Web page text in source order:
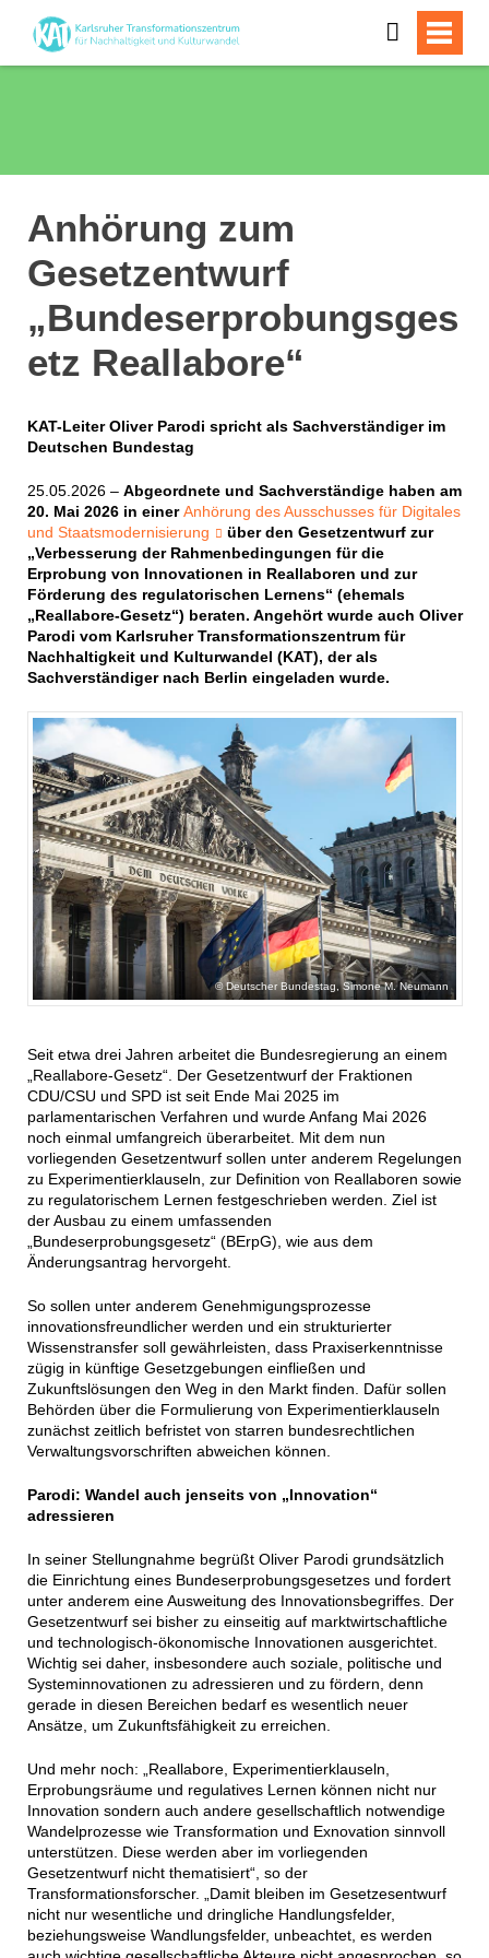
Anhörung zum
Gesetzentwurf
„Bundeserprobungsges
etz Reallabore“
KAT-Leiter Oliver Parodi spricht als Sachverständiger im
Deutschen Bundestag
25.05.2026 – Abgeordnete und Sachverständige haben am
20. Mai 2026 in einerAnhörung des Ausschusses für Digitales
und Staatsmodernisierung
über den Gesetzentwurf zur
„Verbesserung der Rahmenbedingungen für die
Erprobung von Innovationen in Reallaboren und zur
Förderung des regulatorischen Lernens“ (ehemals
„Reallabore-Gesetz“) beraten. Angehört wurde auch Oliver
Parodi vom Karlsruher Transformationszentrum für
Nachhaltigkeit und Kulturwandel (KAT), der als
Sachverständiger nach Berlin eingeladen wurde.
Deutscher Bundestag, Simone M. Neumann
Seit etwa drei Jahren arbeitet die Bundesregierung an einem
„Reallabore-Gesetz“. Der Gesetzentwurf der Fraktionen
CDU/CSU und SPD ist seit Ende Mai 2025 im
parlamentarischen Verfahren und wurde Anfang Mai 2026
noch einmal umfangreich überarbeitet. Mit dem nun
vorliegenden Gesetzentwurf sollen unter anderem Regelungen
zu Experimentierklauseln, zur Definition von Reallaboren sowie
zu regulatorischem Lernen festgeschrieben werden. Ziel ist
der Ausbau zu einem umfassenden
„Bundeserprobungsgesetz“ (BErpG), wie aus dem
Änderungsantrag hervorgeht.
So sollen unter anderem Genehmigungsprozesse
innovationsfreundlicher werden und ein strukturierter
Wissenstransfer soll gewährleisten, dass Praxiserkenntnisse
zügig in künftige Gesetzgebungen einfließen und
Zukunftslösungen den Weg in den Markt finden. Dafür sollen
Behörden über die Formulierung von Experimentierklauseln
zunächst zeitlich befristet von starren bundesrechtlichen
Verwaltungsvorschriften abweichen können.
Parodi: Wandel auch jenseits von „Innovation“
adressieren
In seiner Stellungnahme begrüßt Oliver Parodi grundsätzlich
die Einrichtung eines Bundeserprobungsgesetzes und fordert
unter anderem eine Ausweitung des Innovationsbegriffes. Der
Gesetzentwurf sei bisher zu einseitig auf marktwirtschaftliche
und technologisch-ökonomische Innovationen ausgerichtet.
Wichtig sei daher, insbesondere auch soziale, politische und
Systeminnovationen zu adressieren und zu fördern, denn
gerade in diesen Bereichen bedarf es wesentlich neuer
Ansätze, um Zukunftsfähigkeit zu erreichen.
Und mehr noch: „Reallabore, Experimentierklauseln,
Erprobungsräume und regulatives Lernen können nicht nur
Innovation sondern auch andere gesellschaftlich notwendige
Wandelprozesse wie Transformation und Exnovation sinnvoll
unterstützen. Diese werden aber im vorliegenden
Gesetzentwurf nicht thematisiert“, so der
Transformationsforscher. „Damit bleiben im Gesetzesentwurf
nicht nur wesentliche und dringliche Handlungsfelder,
beziehungsweise Wandlungsfelder, unbeachtet, es werden